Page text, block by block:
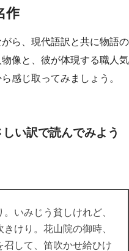
作
ら、現代語訳と共に物語の
像と、彼が体現する職人気
感じ取ってみましょう。
い訳で読んでみよう
いみじう貧しけれど、
けり。花山院の御時、
して、笛吹かせ給ひけ